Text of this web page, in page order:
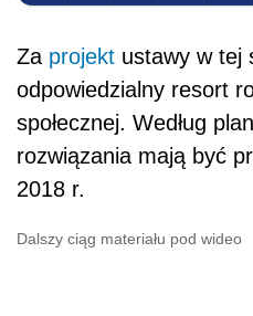
Za projekt ustawy w tej
odpowiedzialny resort
społecznej. Według
rozwiązania mają być
2018 r.
Dalszy ciąg materiału pod wideo